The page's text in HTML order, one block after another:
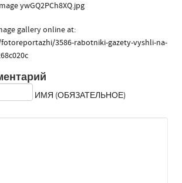
gallery online at:
3586-rabotniki-gazety-vyshli-na-
ИМЯ (ОБЯЗАТЕЛЬНОЕ)